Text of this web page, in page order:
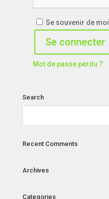
Se souvenir de moi
Se connecter
Mot de passe perdu ?
Search
Recent Comments
Archives
Categories